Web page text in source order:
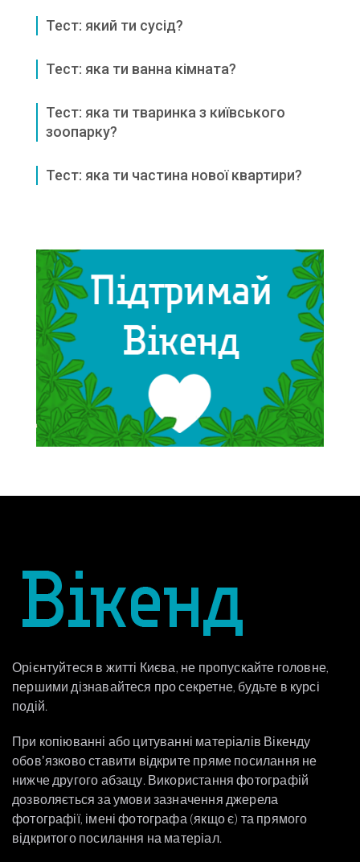
Тест: який ти сусід?
Тест: яка ти ванна кімната?
Тест: яка ти тваринка з київського
зоопарку?
Тест: яка ти частина нової квартири?
Орієнтуйтеся в житті Києва, не пропускайте головне,
першими дізнавайтеся про секретне, будьте в курсі
подій.
При копіюванні або цитуванні матеріалів Вікенду
обовʼязково ставити відкрите пряме посилання не
нижче другого абзацу. Використання фотографій
дозволяється за умови зазначення джерела
фотографії, імені фотографа (якщо є) та прямого
відкритого посилання на матеріал.